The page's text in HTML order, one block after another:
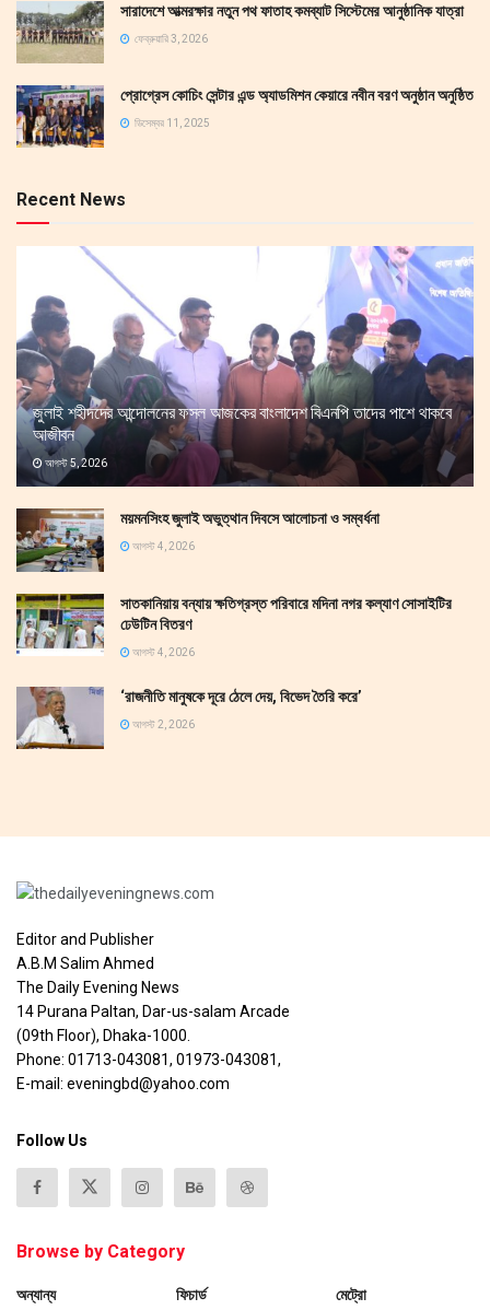
সারাদেশে আত্মরক্ষার নতুন পথ ফাতাহ কমব্যাট সিস্টেমের আনুষ্ঠানিক যাত্রা
ফেব্রুয়ারি 3, 2026
প্রোগ্রেস কোচিং সেন্টার এন্ড অ্যাডমিশন কেয়ারে নবীন বরণ অনুষ্ঠান অনুষ্ঠিত
ডিসেম্বর 11, 2025
Recent News
জুলাই শহীদদের আন্দোলনের ফসল আজকের বাংলাদেশ বিএনপি তাদের পাশে থাকবে
আজীবন
আগস্ট 5, 2026
ময়মনসিংহ জুলাই অভুত্থান দিবসে আলোচনা ও সম্বর্ধনা
আগস্ট 4, 2026
সাতকানিয়ায় বন্যায় ক্ষতিগ্রস্ত পরিবারে মদিনা নগর কল্যাণ সোসাইটির
ঢেউটিন বিতরণ
আগস্ট 4, 2026
‘রাজনীতি মানুষকে দূরে ঠেলে দেয়, বিভেদ তৈরি করে’
আগস্ট 2, 2026
Editor and Publisher
A.B.M Salim Ahmed
The Daily Evening News
14 Purana Paltan, Dar-us-salam Arcade
(09th Floor), Dhaka-1000.
Phone: 01713-043081, 01973-043081,
E-mail: eveningbd@yahoo.com
Follow Us
Browse by Category
অন্যান্য ফিচার্ড মেট্রো